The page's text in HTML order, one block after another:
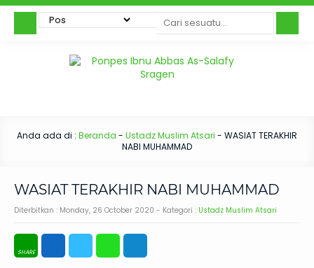
Anda ada di : Beranda - Ustadz Muslim Atsari - WASIAT TERAKHIR
NABI MUHAMMAD
WASIAT TERAKHIR NABI MUHAMMAD
Diterbitkan : Monday, 26 October 2020 - Kategori : Ustadz Muslim Atsari